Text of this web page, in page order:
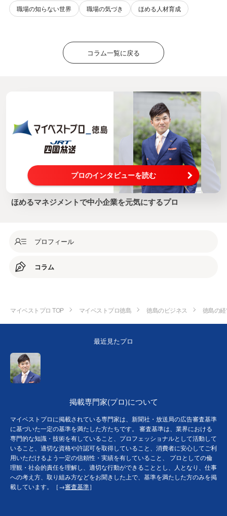
職場の知らない世界
職場の気づき ほめる人材育成
コラム一覧に戻る
プロのインタビューを読む
ほめるマネジメントで中小企業を元気にするプロ
プロフィール
コラム
マイベストプロ TOP マイベストプロ徳島 徳島のビジネス 徳島の
最近見たプロ
掲載専門家(プロ)について
マイベストプロに掲載されている専門家は、新聞社・放送局の広告審査基準
に基づいた一定の基準を満たした方たちです。 審査基準は、業界における
専門的な知識・技術を有していること、プロフェッショナルとして活動して
いること、適切な資格や許認可を取得していること、消費者に安心してご利
用いただけるよう一定の信頼性・実績を有していること、 プロとしての倫
理観・社会的責任を理解し、適切な行動ができることとし、人となり、仕事
への考え方、取り組み方などをお聞きした上で、基準を満たした方のみを掲
載しています。［→審査基準］